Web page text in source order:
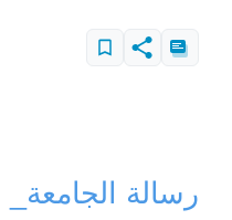
رسالة الجامعة_